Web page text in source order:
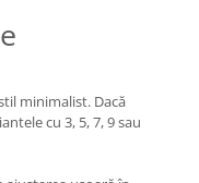
minimalist. Dacă
cu 3, 5, 7, 9 sau